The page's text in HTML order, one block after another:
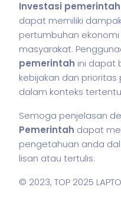
Investasi pemerintah
dapat memiliki
pertumbuhan
masyarakat.
pemerintah ini dapat
kebijakan dan
dalam konteks
Semoga penjelasan
Pemerintah dapat
pengetahuan anda
lisan atau tertulis.
© 2023, TOP 2025